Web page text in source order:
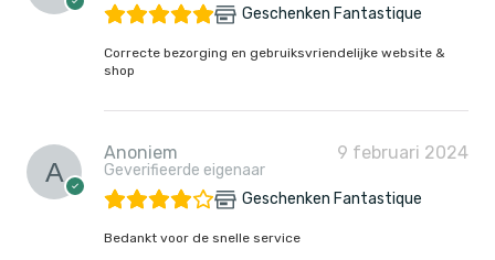
Geschenken Fantastique
Correcte bezorging en gebruiksvriendelijke website &
shop
Anoniem
Geverifieerde eigenaar
9 februari 2024
Geschenken Fantastique
Bedankt voor de snelle service